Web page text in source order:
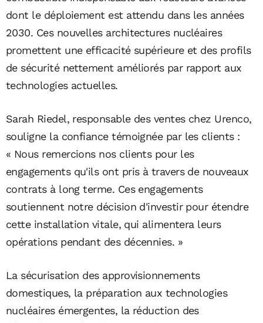
dont le déploiement est attendu dans les années
2030. Ces nouvelles architectures nucléaires
promettent une efficacité supérieure et des profils
de sécurité nettement améliorés par rapport aux
technologies actuelles.
Sarah Riedel, responsable des ventes chez Urenco,
souligne la confiance témoignée par les clients :
« Nous remercions nos clients pour les
engagements qu'ils ont pris à travers de nouveaux
contrats à long terme. Ces engagements
soutiennent notre décision d'investir pour étendre
cette installation vitale, qui alimentera leurs
opérations pendant des décennies. »
La sécurisation des approvisionnements
domestiques, la préparation aux technologies
nucléaires émergentes, la réduction des